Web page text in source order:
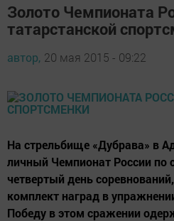
Золото Чемпионата
татарстанской
автор, 20 мая 2015 - 09:22
На стрельбище «Дубрава» в
личный Чемпионат России по
четвертый день
комплект наград в
Победу в этом сражении